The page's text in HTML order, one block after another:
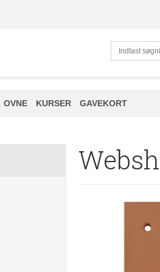
OVNE KURSER GAVEKORT